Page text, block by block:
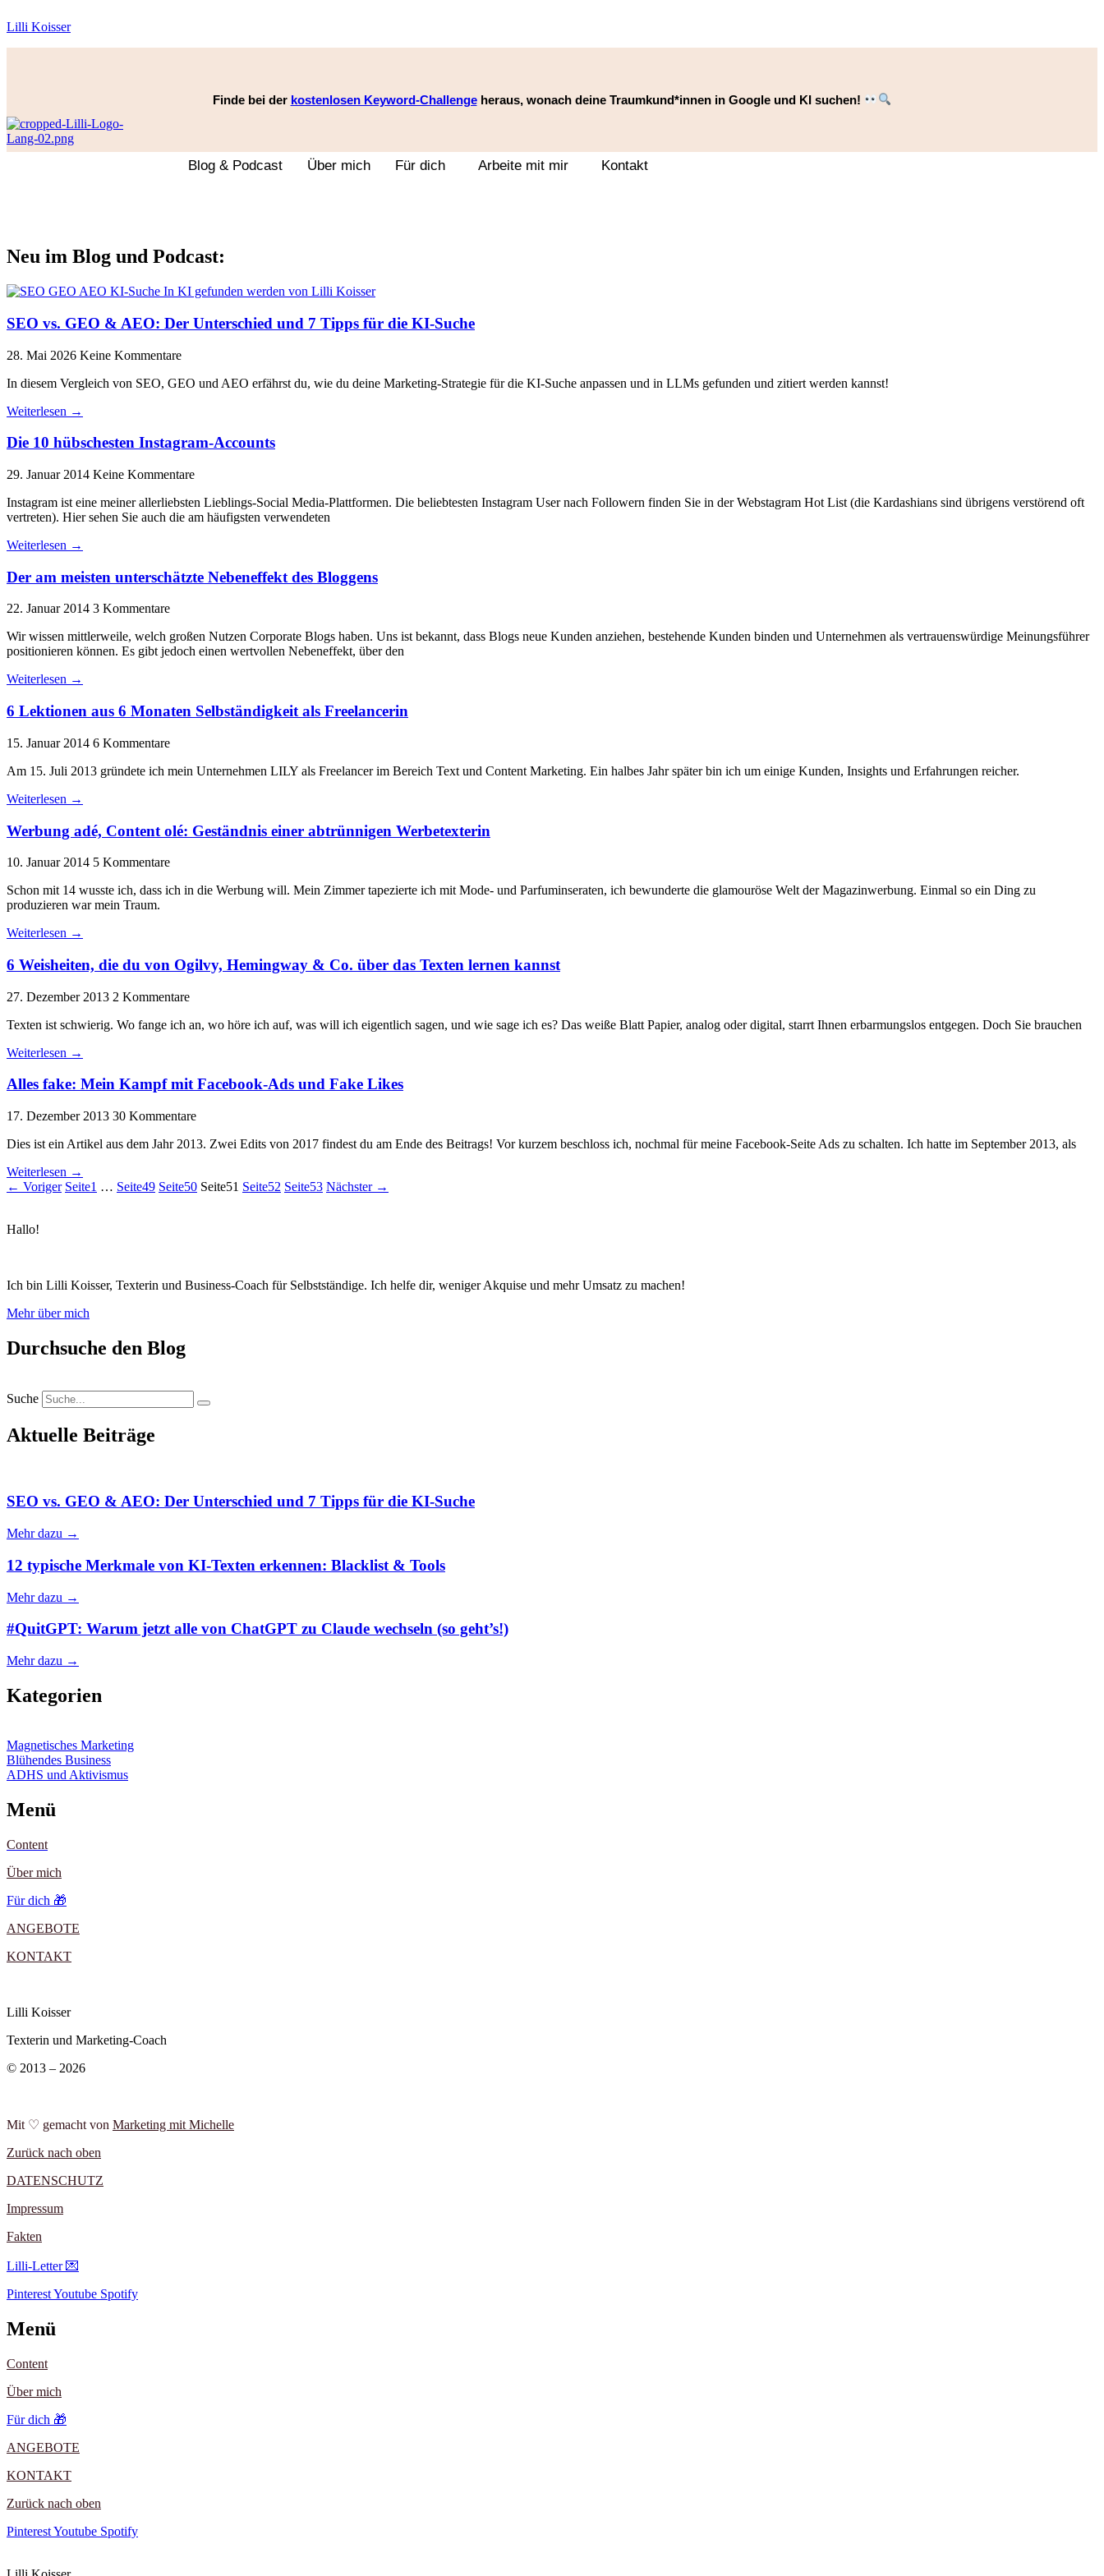
Lilli Koisser
Finde bei der kostenlosen Keyword-Challengeheraus, wonach deine Traumkund*innen in Google und KI suchen!
Blog & Podcast Über mich Für dich Arbeite mit mir Kontakt
Neu im Blog und Podcast:
SEO vs. GEO & AEO: Der Unterschied und 7 Tipps für die KI-Suche
28. Mai 2026 Keine Kommentare
In diesem Vergleich von SEO, GEO und AEO erfährst du, wie du deine Marketing-Strategie für die KI-Suche anpassen und in LLMs gefunden und zitiert werden kannst!
Weiterlesen →
Die 10 hübschesten Instagram-Accounts
29. Januar 2014 Keine Kommentare
Instagram ist eine meiner allerliebsten Lieblings-Social Media-Plattformen. Die beliebtesten Instagram User nach Followern finden Sie in der Webstagram Hot List (die Kardashians sind übrigens verstörend oft
vertreten). Hier sehen Sie auch die am häufigsten verwendeten
Weiterlesen →
Der am meisten unterschätzte Nebeneffekt des Bloggens
22. Januar 2014 3 Kommentare
Wir wissen mittlerweile, welch großen Nutzen Corporate Blogs haben. Uns ist bekannt, dass Blogs neue Kunden anziehen, bestehende Kunden binden und Unternehmen als vertrauenswürdige Meinungsführer
positionieren können. Es gibt jedoch einen wertvollen Nebeneffekt, über den
Weiterlesen →
6 Lektionen aus 6 Monaten Selbständigkeit als Freelancerin
15. Januar 2014 6 Kommentare
Am 15. Juli 2013 gründete ich mein Unternehmen LILY als Freelancer im Bereich Text und Content Marketing. Ein halbes Jahr später bin ich um einige Kunden, Insights und Erfahrungen reicher.
Weiterlesen →
Werbung adé, Content olé: Geständnis einer abtrünnigen Werbetexterin
10. Januar 2014 5 Kommentare
Schon mit 14 wusste ich, dass ich in die Werbung will. Mein Zimmer tapezierte ich mit Mode- und Parfuminseraten, ich bewunderte die glamouröse Welt der Magazinwerbung. Einmal so ein Ding zu
produzieren war mein Traum.
Weiterlesen →
6 Weisheiten, die du von Ogilvy, Hemingway & Co. über das Texten lernen kannst
27. Dezember 2013 2 Kommentare
Texten ist schwierig. Wo fange ich an, wo höre ich auf, was will ich eigentlich sagen, und wie sage ich es? Das weiße Blatt Papier, analog oder digital, starrt Ihnen erbarmungslos entgegen. Doch Sie brauchen
Weiterlesen →
Alles fake: Mein Kampf mit Facebook-Ads und Fake Likes
17. Dezember 2013 30 Kommentare
Dies ist ein Artikel aus dem Jahr 2013. Zwei Edits von 2017 findest du am Ende des Beitrags! Vor kurzem beschloss ich, nochmal für meine Facebook-Seite Ads zu schalten. Ich hatte im September 2013, als
Weiterlesen →
← Voriger Seite1 … Seite49 Seite50 Seite51 Seite52 Seite53 Nächster →
Hallo!
Ich bin Lilli Koisser, Texterin und Business-Coach für Selbstständige. Ich helfe dir, weniger Akquise und mehr Umsatz zu machen!
Mehr über mich
Durchsuche den Blog
Suche
Aktuelle Beiträge
SEO vs. GEO & AEO: Der Unterschied und 7 Tipps für die KI-Suche
Mehr dazu →
12 typische Merkmale von KI-Texten erkennen: Blacklist & Tools
Mehr dazu →
#QuitGPT: Warum jetzt alle von ChatGPT zu Claude wechseln (so geht’s!)
Mehr dazu →
Kategorien
Magnetisches Marketing
Blühendes Business
ADHS und Aktivismus
Menü
Content
Über mich
Für dich 🎁
ANGEBOTE
KONTAKT
Lilli Koisser
Texterin und Marketing-Coach
© 2013 – 2026
Mit ♡ gemacht von Marketing mit Michelle
Zurück nach oben
DATENSCHUTZ
Impressum
Fakten
Lilli-Letter 💌
PinterestYoutube Spotify
Menü
Content
Über mich
Für dich 🎁
ANGEBOTE
KONTAKT
Zurück nach oben
PinterestYoutube Spotify